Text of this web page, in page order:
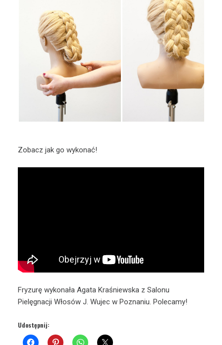
Zobacz jak go wykonać!
Fryzurę wykonała Agata Kraśniewska z Salonu
Pielęgnacji Włosów J. Wujec w Poznaniu. Polecamy!
Udostępnij: